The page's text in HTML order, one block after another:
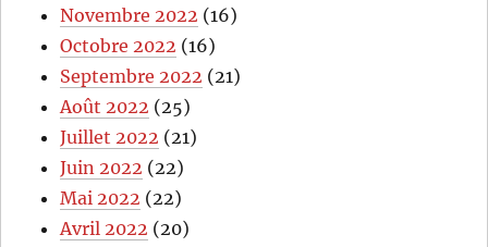
Novembre 2022 (16)
Octobre 2022 (16)
Septembre 2022 (21)
Août 2022 (25)
Juillet 2022 (21)
Juin 2022 (22)
Mai 2022 (22)
Avril 2022 (20)